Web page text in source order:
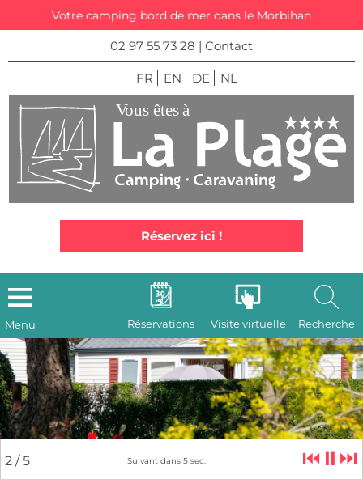
Votre camping bord de mer dans le Morbihan
02 97 55 73 28 | Contact
FR EN DE NL
Réservations Visite virtuelle Recherche
Réservez ici !
2 / 5 Suivant dans 5sec. ⏮ ⏸ ⏭
Menu